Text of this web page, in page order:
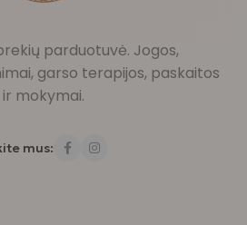
parduotuvė. Jogos,
garso terapijos, paskaitos
ir mokymai.
mus: